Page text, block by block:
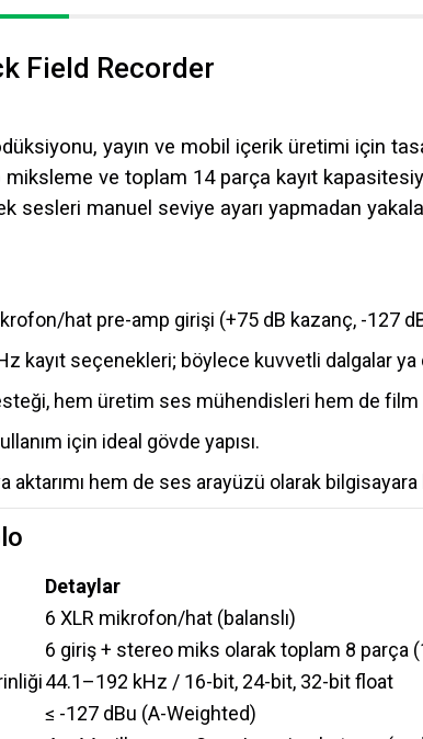
Field Recorder
yayın ve mobil içerik üretimi için
ve toplam 14 parça kayıt
sesleri manuel seviye ayarı yapmadan
hat pre-amp girişi (+75 dB kazanç, -127
kayıt seçenekleri; böylece kuvvetli dalgalar
hem üretim ses mühendisleri hem de
için ideal gövde yapısı.
aktarımı hem de ses arayüzü olarak bilgisayara
Detaylar
6 XLR mikrofon/hat (balanslı)
6 giriş + stereo miks olarak toplam 8 parça
44.1–192 kHz / 16-bit, 24-bit, 32-bit float
≤ -127 dBu (A-Weighted)